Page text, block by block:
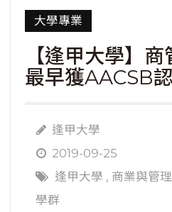
大學專業
【逢甲大學】
最早獲AACSB
逢甲大學
2019-09-25
逢甲大學 , 商業與管
學群